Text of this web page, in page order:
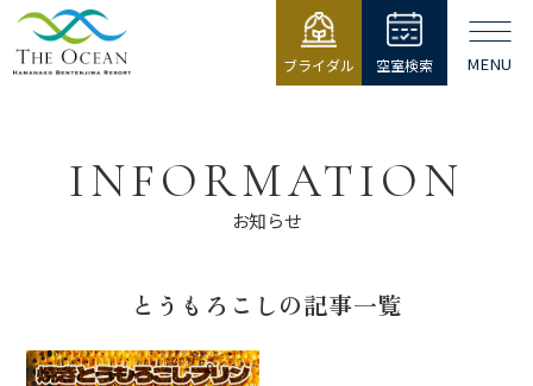
MENU
空室検索
ブライダル
リゾート THEINFORMATION
お知らせ
とうもろこしの記事一覧